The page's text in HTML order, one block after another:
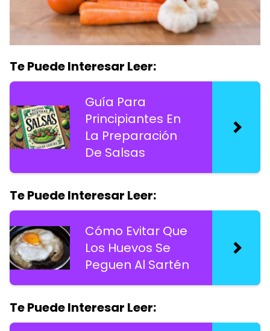
Te Puede Interesar Leer:
Guía Para
Principiantes En
La Preparación
De Salsas
Te Puede Interesar Leer:
Cómo Evitar Que
Los Huevos Se
Peguen Al Sartén
Te Puede Interesar Leer: